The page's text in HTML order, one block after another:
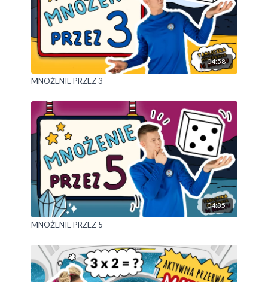
Kto ma bystre oczy i wypatrzy chochlika, który nie
pasuje do świąt?
04:58
MNOŻENIE PRZEZ 3
04:35
MNOŻENIE PRZEZ 5